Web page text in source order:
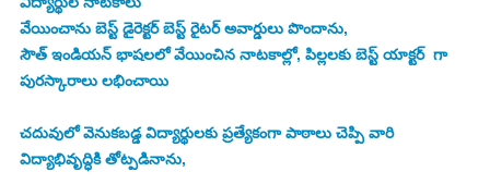
వేయించాను బెస్ట్ డైరెక్టర్ బెస్ట్ రైటర్ అవార్డులు పొందాను,
సౌత్ ఇండియన్ భాషలలో వేయించిన నాటకాల్లో, పిల్లలకు బెస్ట్ యాక్టర్  గా
పురస్కారాలు లభించాయి
చదువులో వెనుకబడ్డ విద్యార్థులకు ప్రత్యేకంగా పాఠాలు చెప్పి వారి
విద్యాభివృద్ధికి తోట్పడినాను,